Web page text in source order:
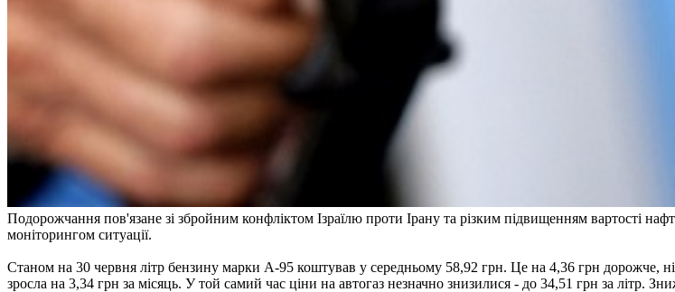
Подорожчання пов'язане зі збройним конфліктом Ізраїлю проти Ірану та різким підвищенням вартості
моніторингом ситуації.
Станом на 30 червня літр бензину марки А-95 коштував у середньому 58,92 грн. Це на 4,36 грн дорожче,
зросла на 3,34 грн за місяць. У той самий час ціни на автогаз незначно знизилися - до 34,51 грн за літр.